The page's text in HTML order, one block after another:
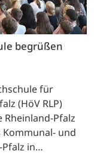
begrüßen
für
(HöV RLP)
Pfalz
Kommunal- und
Pfalz in…